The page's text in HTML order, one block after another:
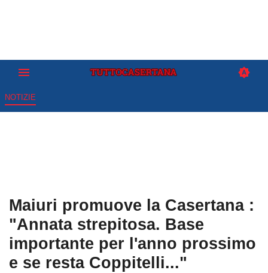
NOTIZIE
Maiuri promuove la Casertana :
"Annata strepitosa. Base
importante per l'anno prossimo
e se resta Coppitelli..."